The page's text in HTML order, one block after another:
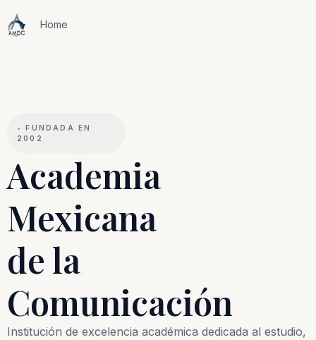
Home
•
FUNDADA EN
2002
Academia
Mexicana
de la
Comunicación
Institución de excelencia académica dedicada al estudio,